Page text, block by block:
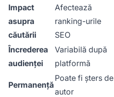
Impact
asupra
căutării
Afectează
ranking-urile
SEO
Încrederea
audienței
Variabilă după
platformă
Permanență
Poate fi șters de
autor